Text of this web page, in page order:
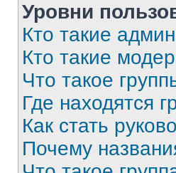
Уровни
Кто такие
Кто такие
Что такое
Где находятся
Как стать
Почему